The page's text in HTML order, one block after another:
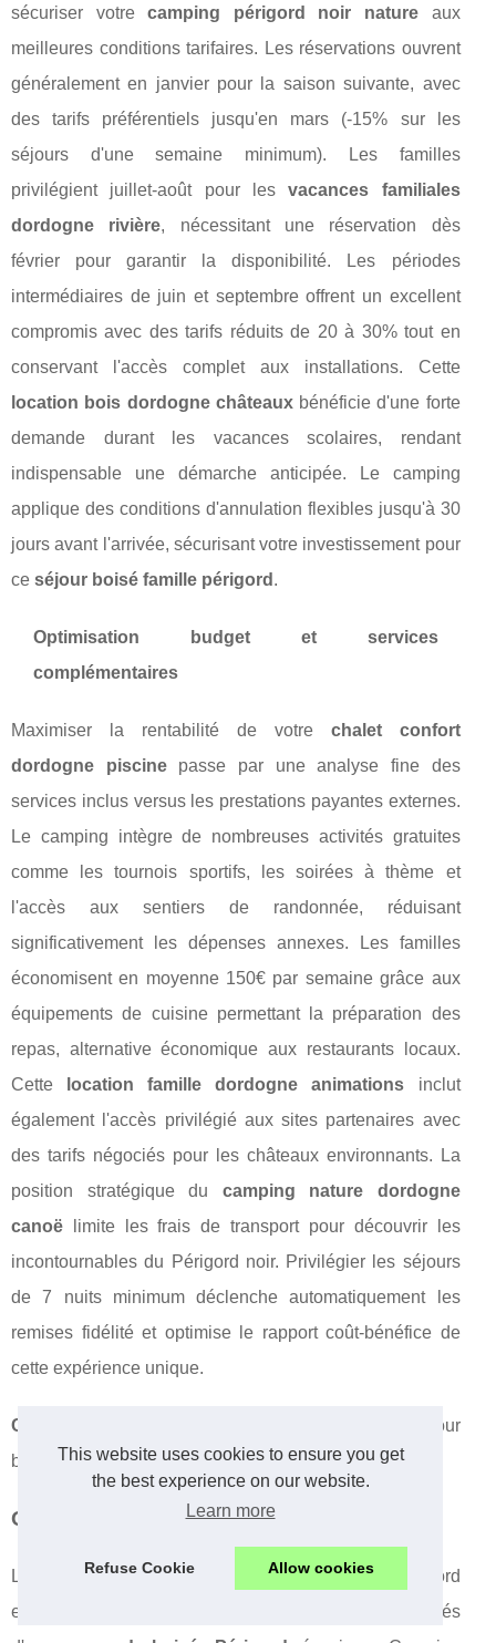
This website uses cookies to ensure you get
the best experience on our website.
Learn more
Refuse Cookie Allow cookies
sécuriser votrecamping périgord noir nature aux
meilleures conditions tarifaires. Les réservations ouvrent
généralement en janvier pour la saison suivante, avec
des tarifs préférentiels jusqu'en mars (-15% sur les
séjours d'une semaine minimum). Les familles
privilégient juillet-août pour lesvacances familiales
dordogne rivière, nécessitant une réservation dès
février pour garantir la disponibilité. Les périodes
intermédiaires de juin et septembre offrent un excellent
compromis avec des tarifs réduits de 20 à 30% tout en
conservant l'accès complet aux installations. Cette
location bois dordogne châteauxbénéficie d'une forte
demande durant les vacances scolaires, rendant
indispensable une démarche anticipée. Le camping
applique des conditions d'annulation flexibles jusqu'à 30
jours avant l'arrivée, sécurisant votre investissement pour
ce séjour boisé famille périgord .
Optimisation budget et services
complémentaires
Maximiser la rentabilité de votre chalet confort
dordogne piscinepasse par une analyse fine des
services inclus versus les prestations payantes externes.
Le camping intègre de nombreuses activités gratuites
comme les tournois sportifs, les soirées à thème et
l'accès aux sentiers de randonnée, réduisant
significativement les dépenses annexes. Les familles
économisent en moyenne 150€ par semaine grâce aux
équipements de cuisine permettant la préparation des
repas, alternative économique aux restaurants locaux.
Cette
location famille dordogne animations inclut
également l'accès privilégié aux sites partenaires avec
des tarifs négociés pour les châteaux environnants. La
position stratégique du camping nature dordogne
canoë limite les frais de transport pour découvrir les
incontournables du Périgord noir. Privilégier les séjours
de 7 nuits minimum déclenche automatiquement les
remises fidélité et optimise le rapport coût-bénéfice de
cette expérience unique.
Conseil pratique :
réservez 4 mois à l'avance pour
bénéficier des meilleurs tarifs !
Questions fréquentes
Les familles représentent 68% des visiteurs du Périgord
en 2024, et beaucoup s'interrogent sur les spécificités